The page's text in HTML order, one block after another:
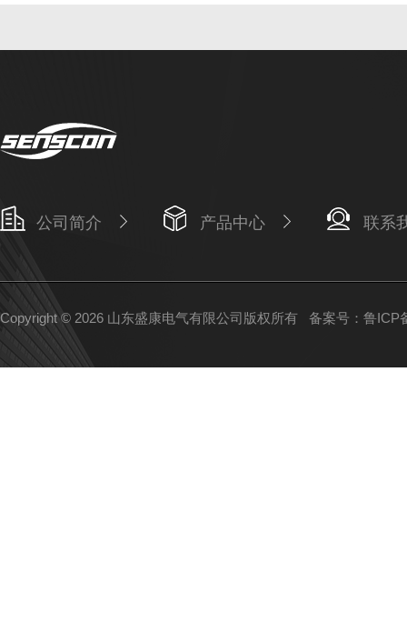
公司简介 产品中心 联系
Copyright © 2026 山东盛康电气有限公司版权所有 备案号：鲁ICP